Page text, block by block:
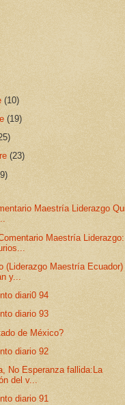
(10)
(19)
(23)
Maestría Liderazgo
Maestría Liderazgo:
(Liderazgo Maestría Ecuador)
y...
diari0 94
diario 93
de México?
diario 92
No Esperanza fallida:La
del v...
diario 91